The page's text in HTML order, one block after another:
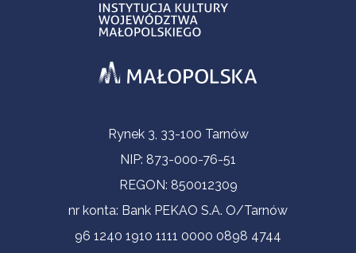
Informacje kontaktoweRynek 3, 33-100 Tarnów
NIP: 873-000-76-51
REGON: 850012309
nr konta: Bank PEKAO S.A. O/Tarnów
96 1240 1910 1111 0000 0898 4744